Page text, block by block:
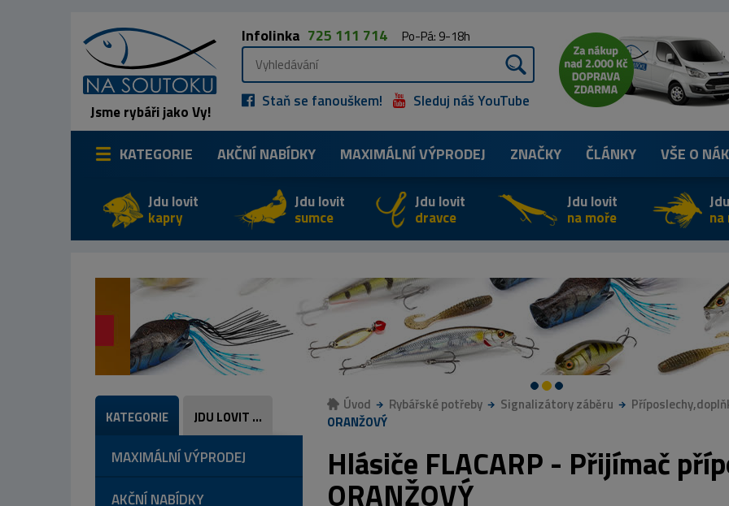
Jsme rybáři jako Vy!
Infolinka 725 111 714 Po-Pá: 9-18h
Staň se fanouškem! Sleduj náš YouTube
KATEGORIE AKČNÍ NABÍDKY MAXIMÁLNÍVÝPRODEJ ZNAČKY ČLÁNKY VŠE O
Jdu lovit
kapry
Jdu lovit
sumce
Jdu lovit
dravce
Jdu lovit
na moře na
KATEGORIE JDU LOVIT ...
MAXIMÁLNÍ VÝPRODEJ
AKČNÍ NABÍDKY
Úvod Rybářské potřeby Signalizátory záběru
ORANŽOVÝ
Hlásiče FLACARP - Přijímač
ORANŽOVÝ